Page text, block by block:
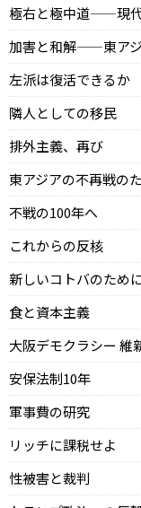
極右と極中道——現
加害と和解——東ア
左派は復活できるか
隣人としての移民
排外主義、再び
東アジアの不再戦の
不戦の100年へ
これからの反核
新しいコトバのため
食と資本主義
大阪デモクラシー 維
安保法制10年
軍事費の研究
リッチに課税せよ
性被害と裁判